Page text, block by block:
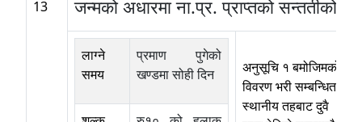
13
जन्मको अधारमा ना.प्र. प्राप्तको सन्ततीको
लाग्ने
समय
प्रमाण पुगेको
खण्डमा सोही दिन
अनुसूचि १ बमोजिमको
विवरण भरी सम्बन्धित
स्थानीय तहबाट दुवै